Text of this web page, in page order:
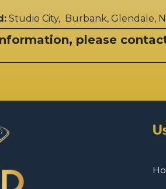
Studio City, Burbank, Glendale,
please